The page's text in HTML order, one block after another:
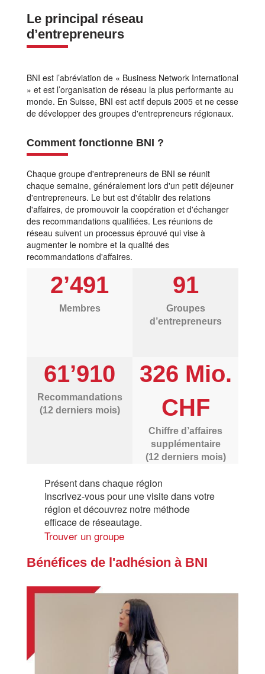
Le principal réseau
d’entrepreneurs
BNI est l’abréviation de « Business Network International
» et est l’organisation de réseau la plus performante au
monde. En Suisse, BNI est actif depuis 2005 et ne cesse
de développer des groupes d'entrepreneurs régionaux.
Comment fonctionne BNI ?
Chaque groupe d'entrepreneurs de BNI se réunit
chaque semaine, généralement lors d'un petit déjeuner
d'entrepreneurs. Le but est d'établir des relations
d'affaires, de promouvoir la coopération et d'échanger
des recommandations qualifiées. Les réunions de
réseau suivent un processus éprouvé qui vise à
augmenter le nombre et la qualité des
recommandations d'affaires.
2’491
Membres
91
Groupes
d’entrepreneurs
61’910
Recommandations
(12 derniers mois)
326 Mio.
CHF
Chiffre d’affaires
supplémentaire
(12 derniers mois)
Présent dans chaque région
Inscrivez-vous pour une visite dans votre
région et découvrez notre méthode
efficace de réseautage.
Trouver un groupe
Bénéfices de l'adhésion à BNI